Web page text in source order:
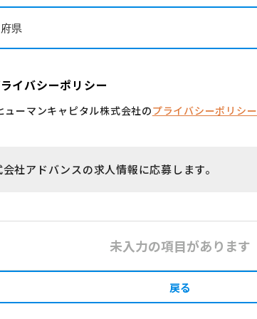
イバシーポリシー
ューマンキャピタル株式会社のプライバシーポリシー
社アドバンスの求人情報に応募します。
未入力の項目があります
戻る